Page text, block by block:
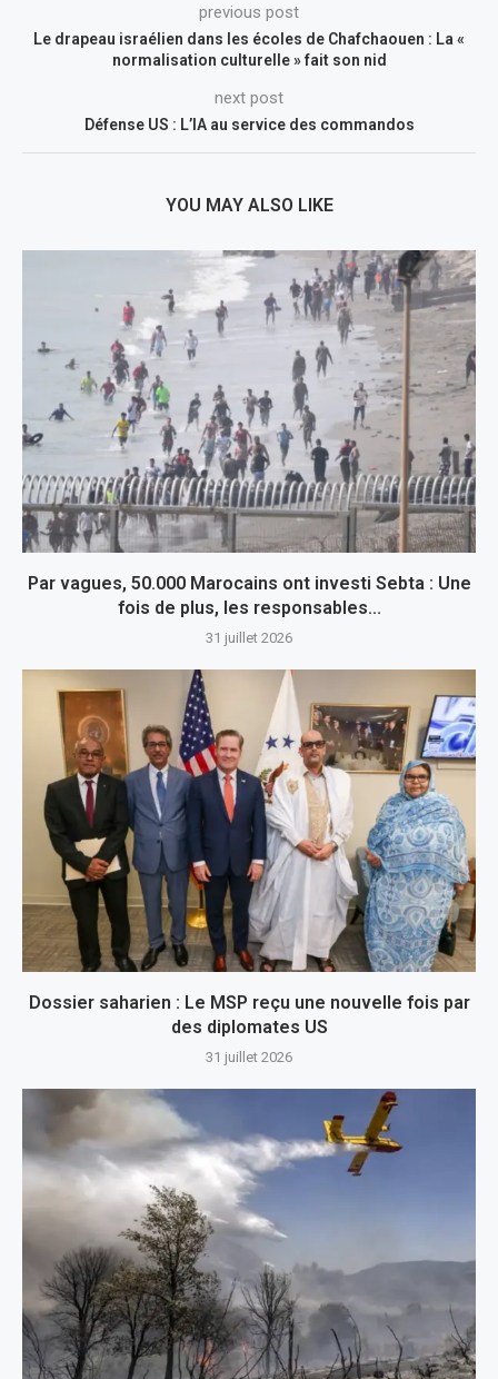
previous post
Le drapeau israélien dans les écoles de Chafchaouen : La «
normalisation culturelle » fait son nid
next post
Défense US : L’IA au service des commandos
YOU MAY ALSO LIKE
Par vagues, 50.000 Marocains ont investi Sebta : Une
fois de plus, les responsables...
31 juillet 2026
Dossier saharien : Le MSP reçu une nouvelle fois par
des diplomates US
31 juillet 2026